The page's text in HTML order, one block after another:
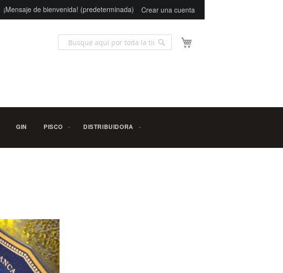
¡Mensaje de bienvenida! (predeterminada) Crear una cuenta
Buscar
GIN PISCO DISTRIBUIDORA